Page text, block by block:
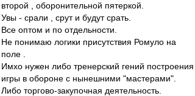
второй , оборонительной пятеркой.
Увы - срали , срут и будут срать.
Все оптом и по отдельности.
Не понимаю логики присутствия Ромуло на
поле .
Имхо нужен либо тренерский гений построения
игры в обороне с нынешними "мастерами".
Либо торгово-закупочная деятельность.